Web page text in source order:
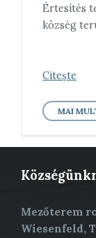
Értesítés
község
Citește
MAI
Mezőterem
Wiesenfeld,